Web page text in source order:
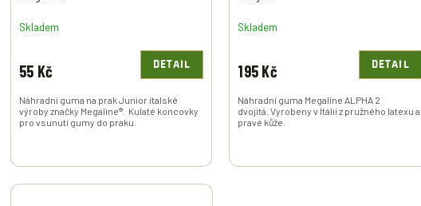
Skladem
55 Kč DETAIL
Náhradní guma na prak Junior italské
výroby značky Megaline®. Kulaté koncovky
pro vsunutí gumy do praku.
Skladem
195 Kč DETAIL
Náhradní guma Megaline ALPHA 2
dvojitá. Vyrobeny v Itálii z pružného latexu a
pravé kůže.